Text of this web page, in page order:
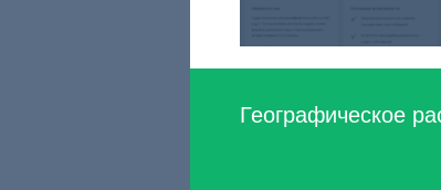
Географическое